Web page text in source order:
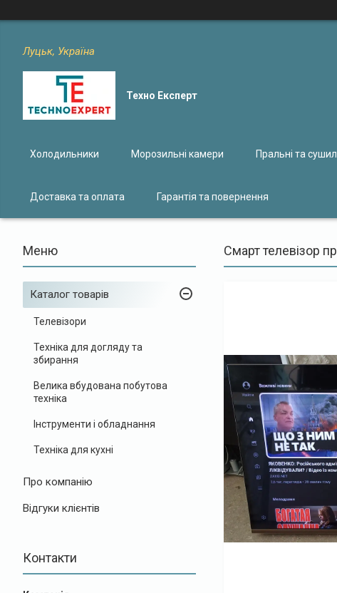
Луцьк, Україна
Техно Експерт
Холодильники Морозильні камери Пральні та
Доставка та оплата Гарантія та повернення
Каталог товарів
Телевізори
Техніка для догляду та
збирання
Велика вбудована побутова
техніка
Інструменти і обладнання
Техніка для кухні
Про компанію
Відгуки клієнтів
Контакти
Смарт телевізор